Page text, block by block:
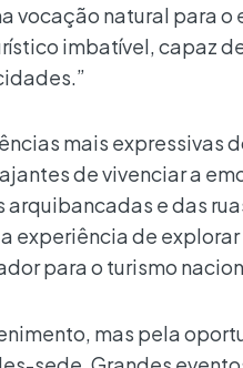
vocação natural para o
imbatível, capaz
mais expressivas
de vivenciar a
e das
experiência de explorar
para o turismo
mas pela